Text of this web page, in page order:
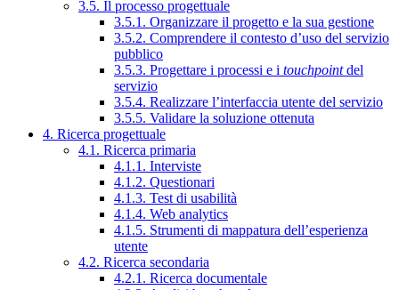
3.5. Il processo progettuale
3.5.1. Organizzare il progetto e la sua gestione
3.5.2. Comprendere il contesto d’uso del servizio
pubblico
3.5.3. Progettare i processi e i touchpointdel
servizio
3.5.4. Realizzare l’interfaccia utente del servizio
3.5.5. Validare la soluzione ottenuta
4. Ricerca progettuale
4.1. Ricerca primaria
4.1.1. Interviste
4.1.2. Questionari
4.1.3. Test di usabilità
4.1.4. Web analytics
4.1.5. Strumenti di mappatura dell’esperienza
utente
4.2. Ricerca secondaria
4.2.1. Ricerca documentale